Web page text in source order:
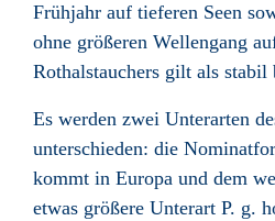
Frühjahr auf tieferen Seen
ohne größeren Wellengang
Rothalstauchers gilt als stabil
Es werden zwei Unterarten
unterschieden: die
kommt in Europa und dem
etwas größere Unterart P. g.